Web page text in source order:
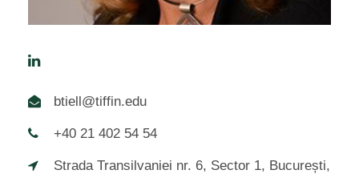
btiell@tiffin.edu
+40 21 402 54 54
Strada Transilvaniei nr. 6, Sector 1, București,